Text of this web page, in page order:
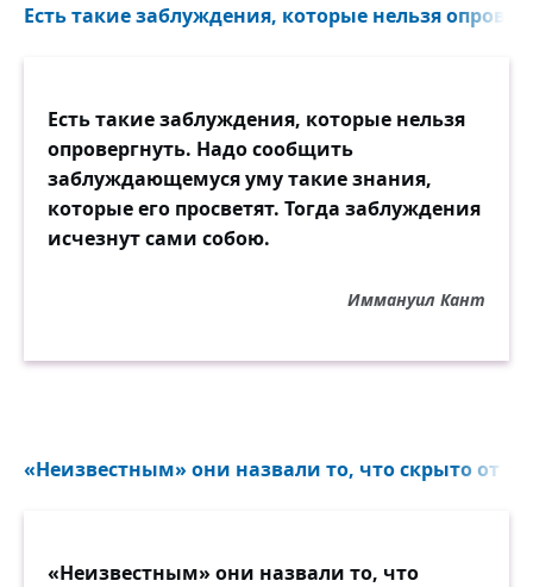
Есть такие заблуждения, которые нельзя
Есть такие заблуждения, которые нельзя
опровергнуть. Надо сообщить
заблуждающемуся уму такие знания,
которые его просветят. Тогда заблуждения
исчезнут сами собою.
Иммануил Кант
«Неизвестным» они назвали то, что скрыто от
«Неизвестным» они назвали то, что